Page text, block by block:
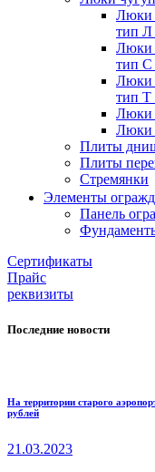
Люки
тип
Люки
тип
Люки
тип
Люки
Люки
Плиты
Плиты
Стремянки
Элементы
Панель
Cертификаты
Прайс
реквизиты
Последние новости
На территории старого
рублей
21.03.2023